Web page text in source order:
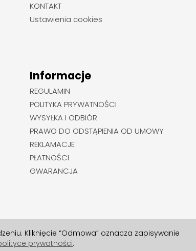
KONTAKT
Ustawienia cookies
Informacje
REGULAMIN
POLITYKA PRYWATNOŚCI
WYSYŁKA I ODBIÓR
PRAWO DO ODSTĄPIENIA OD UMOWY
REKLAMACJE
PŁATNOŚCI
GWARANCJA
Kliknięcie “Odmowa” oznacza zapisywanie
prywatności.